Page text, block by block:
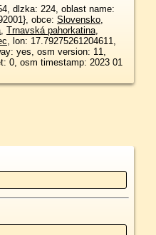
obce: Slovensko,
, Trnavská pahorkatina,
, lon: 17.79275261204611,
yes, osm version: 11,
0, osm timestamp: 2023 01